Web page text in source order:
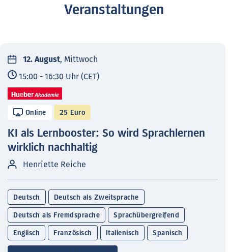
Veranstaltungen
12. August, Mittwoch
15:00 - 16:30 Uhr (CET)
Online 25 Euro
KI als Lernbooster: So wird Sprachlernen
wirklich nachhaltig
Henriette Reiche
Deutsch Deutsch als Zweitsprache
Deutsch als Fremdsprache Sprachübergreifend
Englisch Französisch Italienisch Spanisch